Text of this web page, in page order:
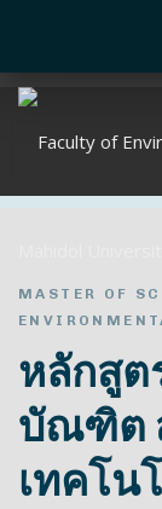
MASTER OF
หลักสูต
บัณฑิต
เทคโน